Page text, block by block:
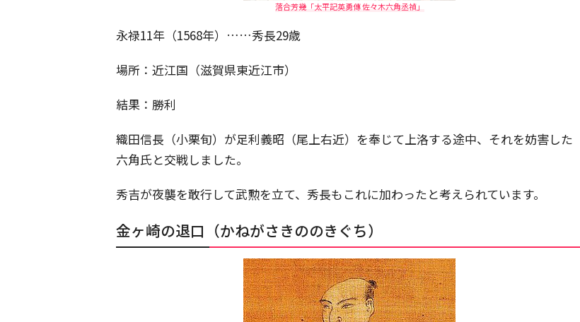
落合芳幾「太平記英勇傳 佐々木六角丞禎」
永禄11年（1568年）……秀長29歳
場所：近江国（滋賀県東近江市）
結果：勝利
織田信長（小栗旬）が足利義昭（尾上右近）を奉じて上洛する途中、それを妨害した
六角氏と交戦しました。
秀吉が夜襲を敢行して武勲を立て、秀長もこれに加わったと考えられています。
金ヶ崎の退口（かねがさきののきぐち）